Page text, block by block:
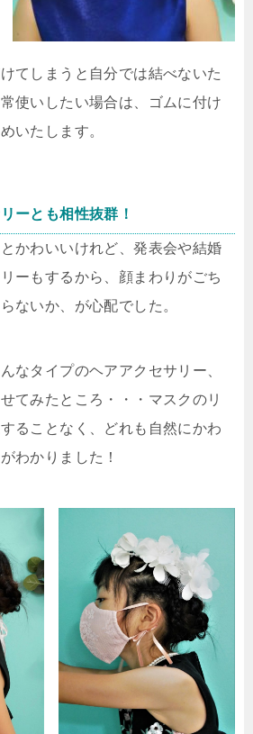
てしまうと自分では結べないた
使いしたい場合は、ゴムに付け
いたします。
ーとも相性抜群！
かわいいけれど、発表会や結婚
ーもするから、顔まわりがごち
ないか、が心配でした。
なタイプのヘアアクセサリー、
てみたところ・・・マスクのリ
ることなく、どれも自然にかわ
わかりました！